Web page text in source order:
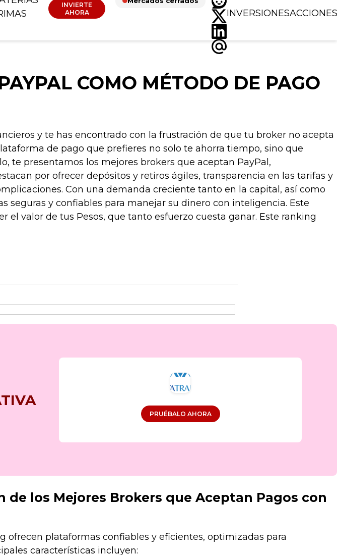
INVIERTE
AHORA
INVERSIONESACCIONES
COMO MÉTODO DE PAGO
y te has encontrado con la frustración de que tu broker no acepta
de pago que prefieres no solo te ahorra tiempo, sino que
te presentamos los mejores brokers que aceptan PayPal,
por ofrecer depósitos y retiros ágiles, transparencia en las tarifas y
Con una demanda creciente tanto en la capital, así como
seguras y confiables para manejar su dinero con inteligencia. Este
valor de tus Pesos, que tanto esfuerzo cuesta ganar. Este ranking
PRUÉBALO AHORA
de los Mejores Brokers que Aceptan Pagos con
ofrecen plataformas confiables y eficientes, optimizadas para
características incluyen: